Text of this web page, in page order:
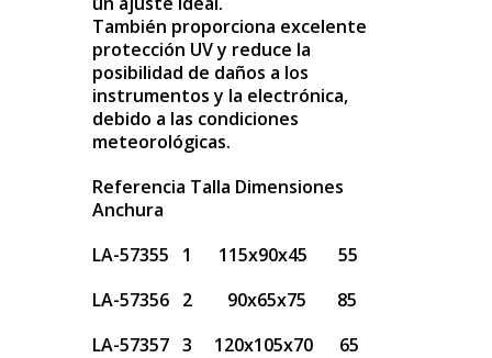
También proporciona excelente
protección UV y reduce la
posibilidad de daños a los
instrumentos y la electrónica,
debido a las condiciones
meteorológicas.
Referencia Talla Dimensiones
Anchura
LA-57355 1 115x90x45 55
LA-57356 2 90x65x75 85
LA-57357 3 120x105x70 65